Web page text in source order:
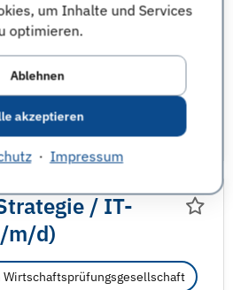
um Inhalte und Services
optimieren.
Ablehnen
akzeptieren
· Impressum
/ IT-
m/d)
Wirtschaftsprüfungsgesellschaft